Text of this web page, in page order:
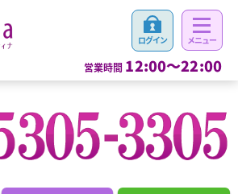
営業時間 12:00～22:00